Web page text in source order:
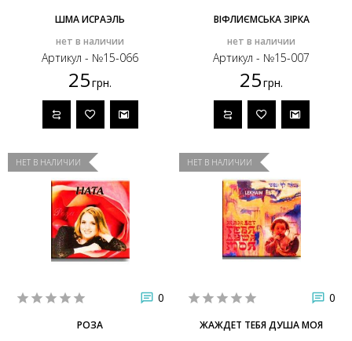
ШМА ИСРАЭЛЬ
нет в наличии
Артикул - №15-066
25грн.
ВІФЛИЄМСЬКА ЗІРКА
нет в наличии
Артикул - №15-007
25грн.
НЕТ В НАЛИЧИИ
0
РОЗА
НЕТ В НАЛИЧИИ
0
ЖАЖДЕТ ТЕБЯ ДУША МОЯ